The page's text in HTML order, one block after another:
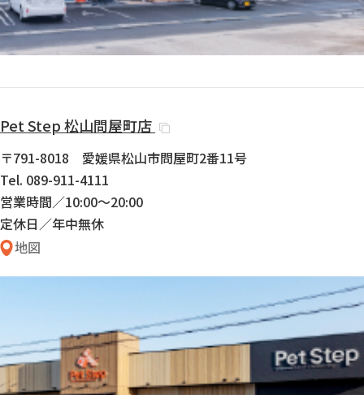
Pet Step松山問屋町店
〒791-8018 愛媛県松山市問屋町2番11号
Tel. 089-911-4111
営業時間／10:00〜20:00
定休日／年中無休
地図